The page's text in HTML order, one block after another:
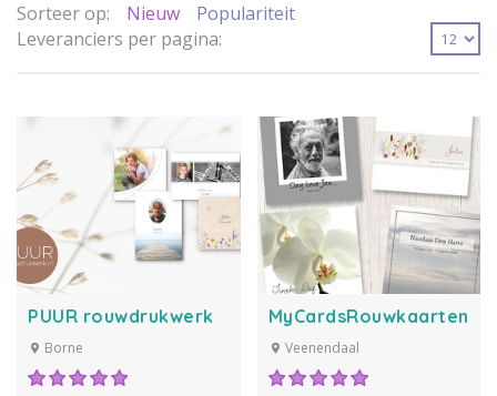
Sorteer op: Nieuw
Populariteit
Leveranciers per pagina:
PUUR rouwdrukwerk
Borne
MyCardsRouwkaarten.nl
Veenendaal